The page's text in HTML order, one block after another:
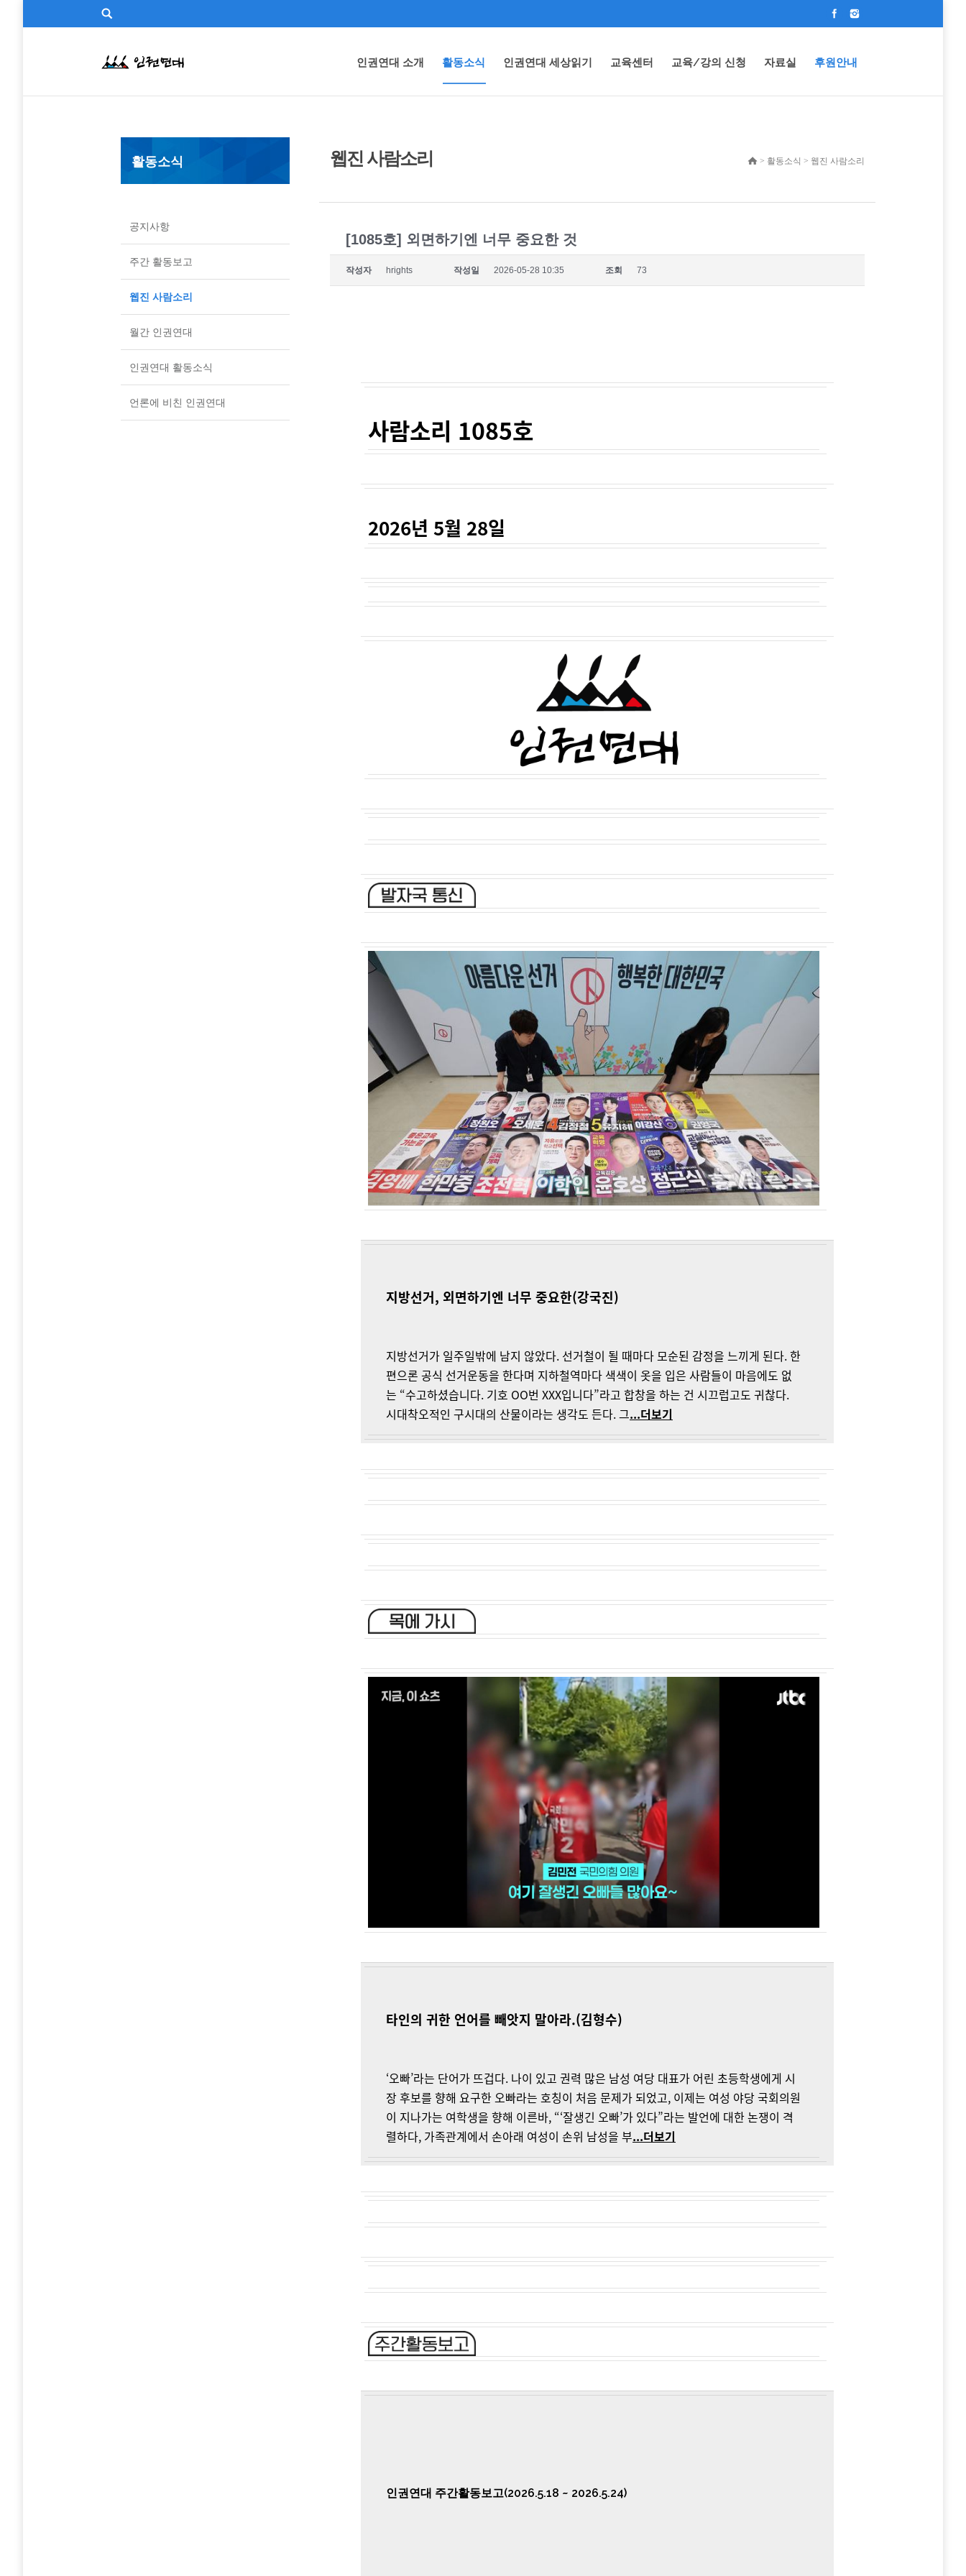
인권연대 소개 활동소식 인권연대 세상읽기 교육센터 교육/강의 신청 자료실 후원안내
활동소식
공지사항
주간 활동보고
웹진 사람소리
월간 인권연대
인권연대 활동소식
언론에 비친 인권연대
웹진 사람소리 > 활동소식 > 웹진 사람소리
[1085호] 외면하기엔 너무 중요한 것
작성자 hrights 작성일 2026-05-28 10:35 조회 73
사람소리 1085호
2026년 5월 28일
지방선거, 외면하기엔 너무 중요한(강국진)
지방선거가 일주일밖에 남지 않았다. 선거철이 될 때마다 모순된 감정을 느끼게 된다. 한
편으론 공식 선거운동을 한다며 지하철역마다 색색이 옷을 입은 사람들이 마음에도 없
는 “수고하셨습니다. 기호 OO번 XXX입니다”라고 합창을 하는 건 시끄럽고도 귀찮다.
시대착오적인 구시대의 산물이라는 생각도 든다. 그...더보기
타인의 귀한 언어를 빼앗지 말아라.(김형수)
‘오빠’라는 단어가 뜨겁다. 나이 있고 권력 많은 남성 여당 대표가 어린 초등학생에게 시
장 후보를 향해 요구한 오빠라는 호칭이 처음 문제가 되었고, 이제는 여성 야당 국회의원
이 지나가는 여학생을 향해 이른바, “‘잘생긴 오빠’가 있다”라는 발언에 대한 논쟁이 격
렬하다, 가족관계에서 손아래 여성이 손위 남성을 부...더보기
인권연대 주간활동보고(2026.5.18 ~ 2026.5.24)